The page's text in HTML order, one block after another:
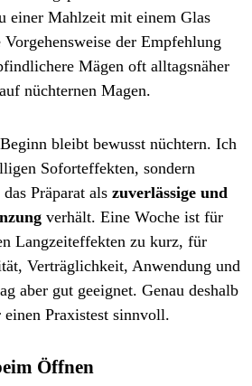
einer Mahlzeit mit einem Glas
der Empfehlung
Mägen oft alltagsnäher
nüchternen Magen.
bleibt bewusst nüchtern. Ich
Soforteffekten, sondern
Präparat als zuverlässige und
verhält. Eine Woche ist für
Langzeiteffekten zu kurz, für
Verträglichkeit, Anwendung und
aber gut geeignet. Genau deshalb
Praxistest sinnvoll.
Öffnen